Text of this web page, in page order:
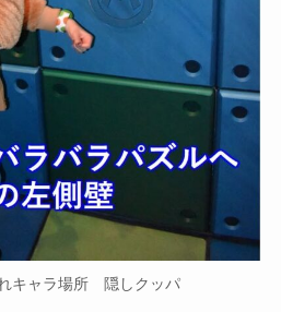
キャラ場所 隠しクッパ